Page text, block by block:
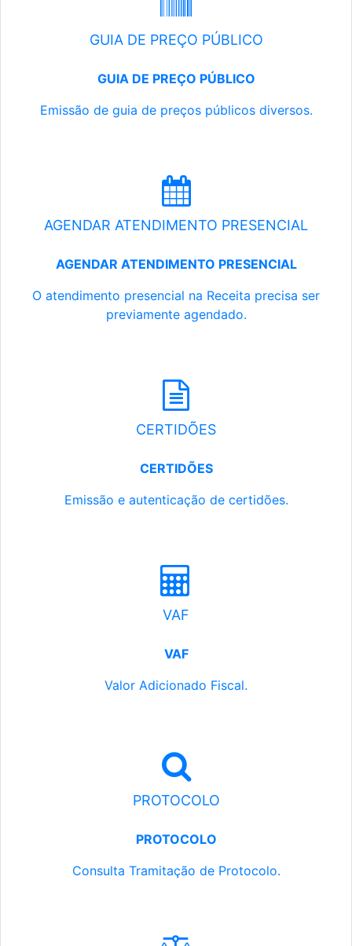
GUIA DE PREÇO PÚBLICO
GUIA DE PREÇO PÚBLICO
Emissão de guia de preços públicos diversos.
AGENDAR ATENDIMENTO PRESENCIAL
AGENDAR ATENDIMENTO PRESENCIAL
O atendimento presencial na Receita precisa ser
previamente agendado.
CERTIDÕES
CERTIDÕES
Emissão e autenticação de certidões.
VAF
VAF
Valor Adicionado Fiscal.
PROTOCOLO
PROTOCOLO
Consulta Tramitação de Protocolo.